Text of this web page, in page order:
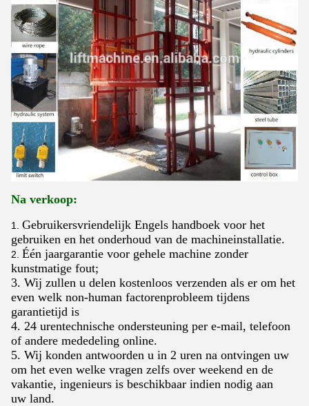
Na verkoop:
1. Gebruikersvriendelijk Engels handboek voor het
gebruiken en het onderhoud van de machineinstallatie.
2. Één jaargarantie voor gehele machine zonder
kunstmatige fout;
3. Wij zullen u delen kostenloos verzenden als er om het
even welk non-human factorenprobleem tijdens
garantietijd is
4. 24 urentechnische ondersteuning per e-mail, telefoon
of andere mededeling online.
5. Wij konden antwoorden u in 2 uren na ontvingen uw
om het even welke vragen zelfs over weekend en de
vakantie, ingenieurs is beschikbaar indien nodig aan
uw land.